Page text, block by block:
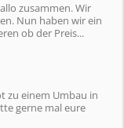
zusammen. Wir
Nun haben wir ein
ob der Preis...
zu einem Umbau in
gerne mal eure